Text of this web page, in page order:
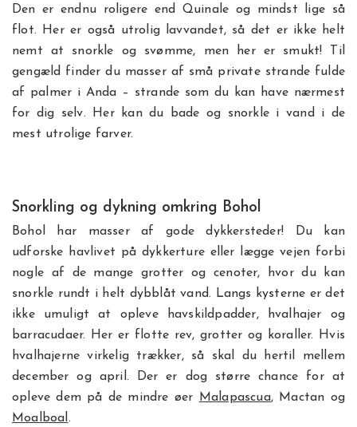
Den er endnu roligere end Quinale og mindst lige så
flot. Her er også utrolig lavvandet, så det er ikke helt
nemt at snorkle og svømme, men her er smukt! Til
gengæld finder du masser af små private strande fulde
af palmer i Anda – strande som du kan have nærmest
for dig selv. Her kan du bade og snorkle i vand i de
mest utrolige farver.
Snorkling og dykning omkring Bohol
Bohol har masser af gode dykkersteder! Du kan
udforske havlivet på dykkerture eller lægge vejen forbi
nogle af de mange grotter og cenoter, hvor du kan
snorkle rundt i helt dybblåt vand. Langs kysterne er det
ikke umuligt at opleve havskildpadder, hvalhajer og
barracudaer. Her er flotte rev, grotter og koraller. Hvis
hvalhajerne virkelig trækker, så skal du hertil mellem
december og april. Der er dog større chance for at
opleve dem på de mindre øer
Malapascua, Mactan og
Moalboal .